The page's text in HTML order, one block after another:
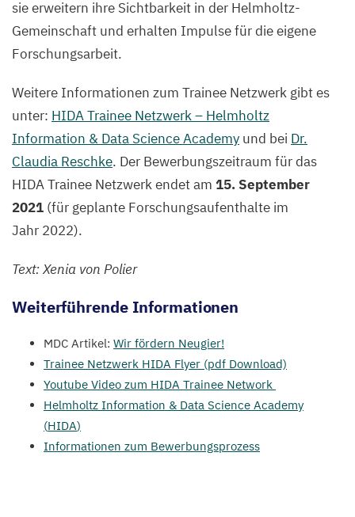
sie erweitern ihre Sichtbarkeit in der Helmholtz-
Gemeinschaft und erhalten Impulse für die eigene
Forschungsarbeit.
Weitere Informationen zum Trainee Netzwerk gibt es
unter: HIDATrainee Netzwerk – Helmholtz
Information & Data Science Academy und bei Dr.
Claudia Reschke. Der Bewerbungszeitraum für das
HIDATrainee Netzwerk endet am 15. September
2021 (für geplante Forschungsaufenthalte im
Jahr 2022).
Text: Xenia von Polier
Weiterführende Informationen
MDC Artikel: Wir fördern Neugier!
Trainee Netzwerk HIDA Flyer (pdf Download)
Youtube Video zum HIDA Trainee Network
Helmholtz Information & Data Science Academy
(HIDA)
Informationen zum Bewerbungsprozess